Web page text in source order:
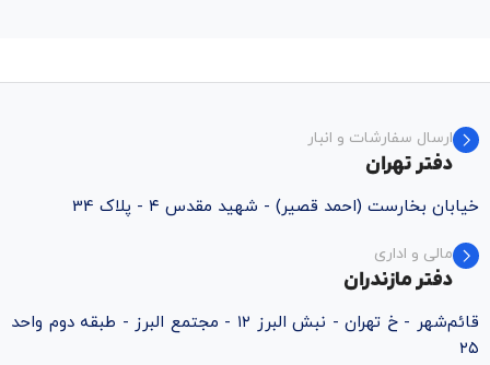
ارسال سفارشات و انبار
دفتر تهران
خیابان بخارست (احمد قصیر) - شهید مقدس ۴ - پلاک 34
مالی و اداری
دفتر مازندران
قائم‌شهر - خ تهران - نبش البرز ۱۲ - مجتمع البرز - طبقه دوم واحد
۲۵